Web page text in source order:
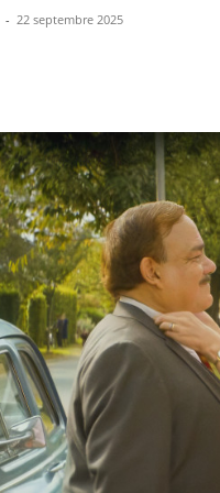
- 22 septembre 2025